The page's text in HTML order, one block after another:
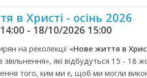
в Христі - осінь 2026
- 18/10/2026 15:00
на реколекції «Нове життя в
звільнення», які відбудуться 15 - 18
того, ким ми є, щоб ми могли